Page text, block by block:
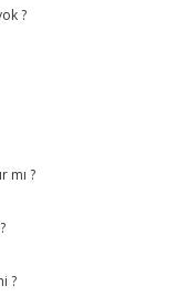
?
mı ?
?